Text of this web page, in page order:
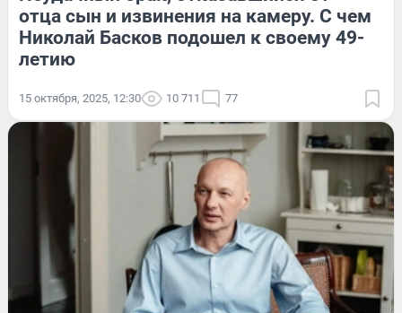
отца сын и извинения на камеру. С чем
Николай Басков подошел к своему 49-
летию
15 октября, 2025, 12:30 10 711 77